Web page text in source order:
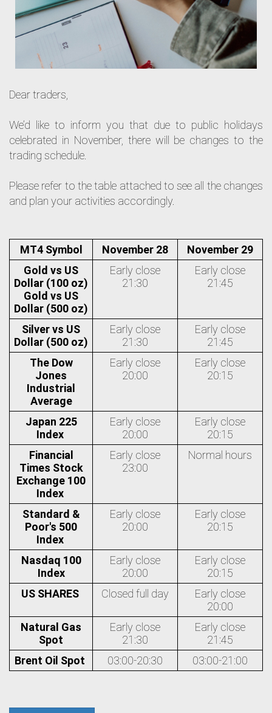
Dear traders,
We’d like to inform you that due to public holidays
celebrated in November, there will be changes to the
trading schedule.
Please refer to the table attached to see all the changes
and plan your activities accordingly.
MT4 Symbol November 28
November 29
Gold vs US
Dollar (100 oz)
Gold vs US
Dollar (500 oz)
Early close
21:30
Early close
21:45
Silver vs US
Dollar (500 oz)
Early close
21:30
Early close
21:45
The Dow
Jones
Industrial
Average
Early close
20:00
Early close
20:15
Japan 225
Index
Early close
20:00
Early close
20:15
Financial
Times Stock
Exchange 100
Index
Early close
23:00
Normal hours
Standard &
Poor's 500
Index
Early close
20:00
Early close
20:15
Nasdaq 100
Index
Early close
20:00
Early close
20:15
US SHARES
Closed full day
Early close
20:00
Natural Gas
Spot
Early close
21:30
Early close
21:45
Brent Oil Spot
03:00-20:30 03:00-21:00